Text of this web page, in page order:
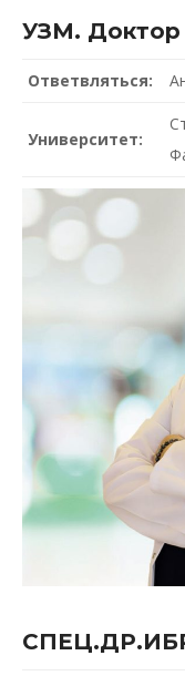
УЗМ. Доктор
Ответвляться:
Университет: